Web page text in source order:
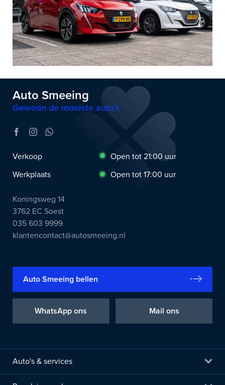
Auto Smeeing
Gewoon de mooiste auto’s
Verkoop
Open tot 21:00 uur
Werkplaats
Open tot 17:00 uur
Koningsweg 14
3762 EC Soest
035 603 9999
klantencontact@autosmeeing.nl
Auto Smeeing bellen
WhatsApp ons Mail ons
Auto's & services